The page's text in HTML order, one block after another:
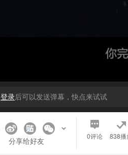
登录后可以发送弹幕，快点来试试
分享给好友 0评论 838播